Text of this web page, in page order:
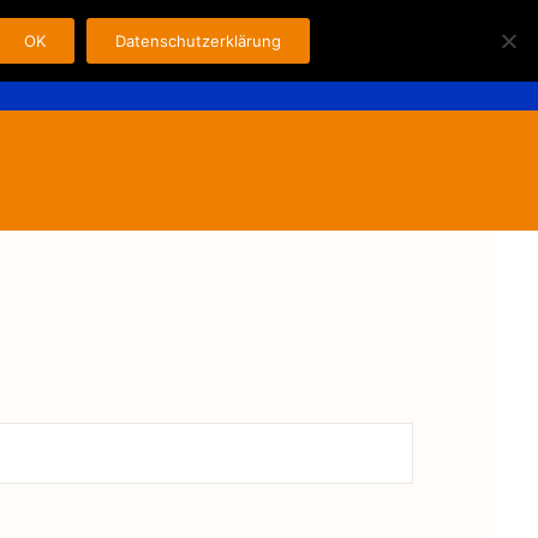
Fahrer Kontakt Impressum
for:
OK Datenschutzerklärung